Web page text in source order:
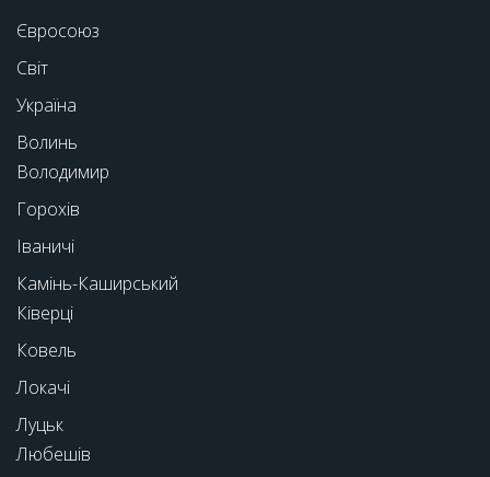
Євросоюз
Світ
Україна
Волинь
Володимир
Горохів
Іваничі
Камінь-Каширський
Ківерці
Ковель
Локачі
Луцьк
Любешів